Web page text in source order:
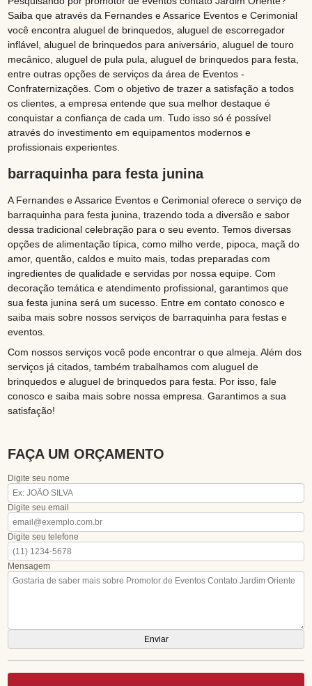
Saiba que através da Fernandes e Assarice Eventos e Cerimonial
você encontra aluguel de brinquedos, aluguel de escorregador
inflável, aluguel de brinquedos para aniversário, aluguel de touro
mecânico, aluguel de pula pula, aluguel de brinquedos para festa,
entre outras opções de serviços da área de Eventos -
Confraternizações. Com o objetivo de trazer a satisfação a todos
os clientes, a empresa entende que sua melhor destaque é
conquistar a confiança de cada um. Tudo isso só é possível
através do investimento em equipamentos modernos e
profissionais experientes.
barraquinha para festa junina
A Fernandes e Assarice Eventos e Cerimonial oferece o serviço de
barraquinha para festa junina, trazendo toda a diversão e sabor
dessa tradicional celebração para o seu evento. Temos diversas
opções de alimentação típica, como milho verde, pipoca, maçã do
amor, quentão, caldos e muito mais, todas preparadas com
ingredientes de qualidade e servidas por nossa equipe. Com
decoração temática e atendimento profissional, garantimos que
sua festa junina será um sucesso. Entre em contato conosco e
saiba mais sobre nossos serviços de barraquinha para festas e
eventos.
Com nossos serviços você pode encontrar o que almeja. Além dos
serviços já citados, também trabalhamos com aluguel de
brinquedos e aluguel de brinquedos para festa. Por isso, fale
conosco e saiba mais sobre nossa empresa. Garantimos a sua
satisfação!
FAÇA UM ORÇAMENTO
Digite seu nome
Digite seu email
Digite seu telefone
Mensagem